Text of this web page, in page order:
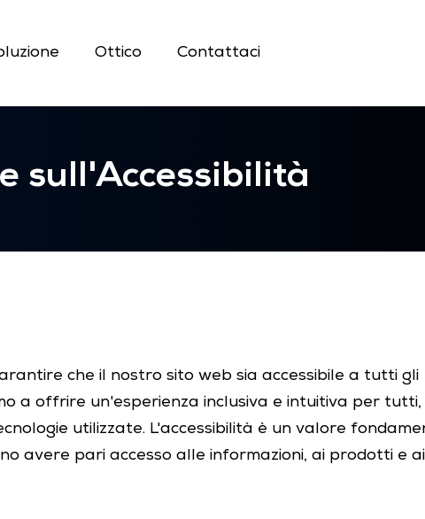
Ottico Contattaci
sull'Accessibilità
che il nostro sito web sia accessibile a tutti gli
a offrire un'esperienza inclusiva e intuitiva per tutti,
utilizzate. L'accessibilità è un valore
avere pari accesso alle informazioni, ai prodotti e ai